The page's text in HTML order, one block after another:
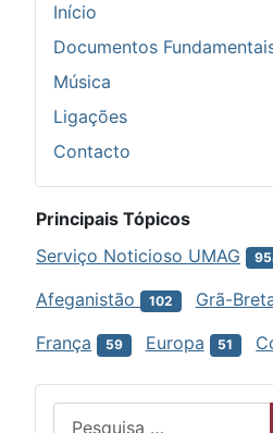
Início
Documentos
Música
Ligações
Contacto
Principais Tópicos
Serviço Noticioso UMAG
Afeganistão 102 Grã-
França 59 Europa 51